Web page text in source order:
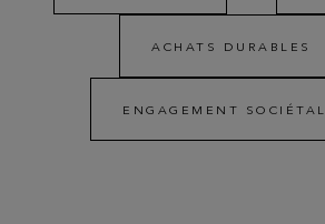
ACHATS DURABLES
ENGAGEMENT SOCIÉTAL